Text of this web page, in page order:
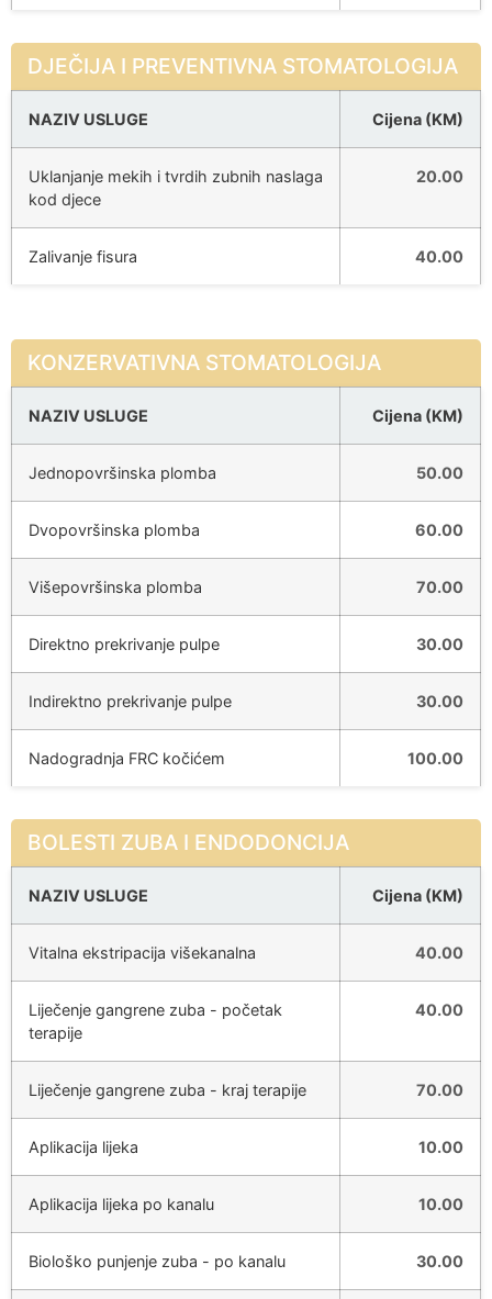
DJEČIJA I PREVENTIVNA STOMATOLOGIJA
NAZIV USLUGE Cijena (KM)
Uklanjanje mekih i tvrdih zubnih naslaga
kod djece
20.00
Zalivanje fisura 40.00
KONZERVATIVNA STOMATOLOGIJA
NAZIV USLUGE Cijena (KM)
Jednopovršinska plomba 50.00
Dvopovršinska plomba 60.00
Višepovršinska plomba 70.00
Direktno prekrivanje pulpe 30.00
Indirektno prekrivanje pulpe 30.00
Nadogradnja FRC kočićem 100.00
BOLESTI ZUBA I ENDODONCIJA
NAZIV USLUGE Cijena (KM)
Vitalna ekstripacija višekanalna 40.00
Liječenje gangrene zuba - početak
terapije
40.00
Liječenje gangrene zuba - kraj terapije 70.00
Aplikacija lijeka 10.00
Aplikacija lijeka po kanalu 10.00
Biološko punjenje zuba - po kanalu 30.00